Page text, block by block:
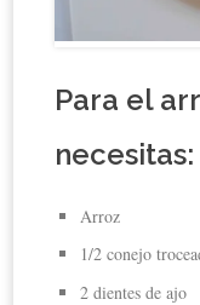
Para el
necesitas:
Arroz
1/2 conejo
2 dientes de ajo